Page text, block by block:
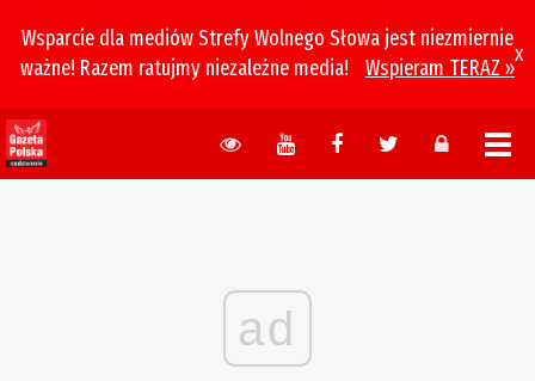
Wsparcie dla mediów Strefy Wolnego Słowa jest niezmiernie
ważne! Razem ratujmy niezależne media!
Wspieram TERAZ »
x
ad